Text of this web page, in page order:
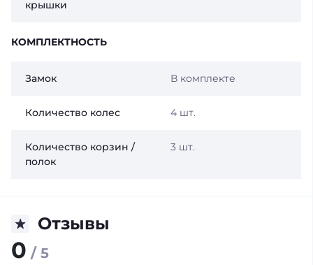
крышки
КОМПЛЕКТНОСТЬ
Замок В комплекте
Количество колес 4 шт.
Количество корзин /
полок
3 шт.
Отзывы
0 / 5